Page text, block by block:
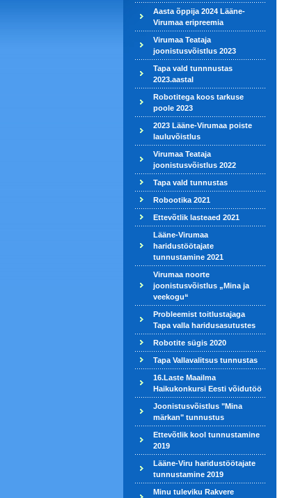
Aasta õppija 2024 Lääne-
Virumaa eripreemia
Virumaa Teataja
joonistusvõistlus 2023
Tapa vald tunnnustas
2023.aastal
Robotitega koos tarkuse
poole 2023
2023 Lääne-Virumaa poiste
lauluvõistlus
Virumaa Teataja
joonistusvõistlus 2022
Tapa vald tunnustas
Robootika 2021
Ettevõtlik lasteaed 2021
Lääne-Virumaa
haridustöötajate
tunnustamine 2021
Virumaa noorte
joonistusvõistlus „Mina ja
veekogu“
Probleemist toitlustajaga
Tapa valla haridusasutustes
Robotite sügis 2020
Tapa Vallavalitsus tunnustas
16.Laste Maailma
Haikukonkursi Eesti võidutöö
Joonistusvõistlus "Mina
märkan" tunnustus
Ettevõtlik kool tunnustamine
2019
Lääne-Viru haridustöötajate
tunnustamine 2019
Minu tuleviku Rakvere